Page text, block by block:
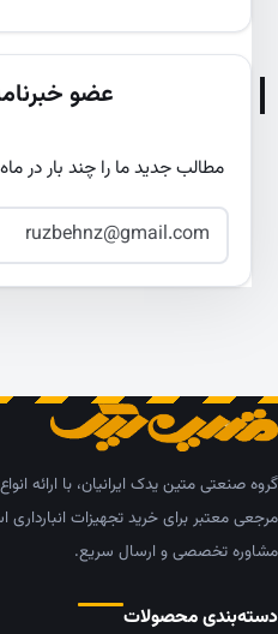
عضو
مطالب جدید ما را چند بار در
گروه صنعتی متین یدک ایرانیان، با ارائه
مرجعی معتبر برای خرید تجهیزات
مشاوره تخصصی و ارسال سریع.
دسته‌بندی محصولات